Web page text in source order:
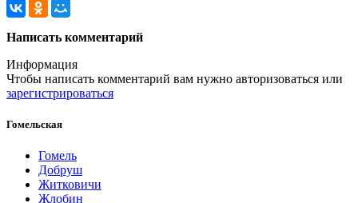
Написать комментарий
Информация
Чтобы написать комментарий вам нужно авторизоваться или
зарегистрироваться
Гомельская
Гомель
Добруш
Житковичи
Жлобин